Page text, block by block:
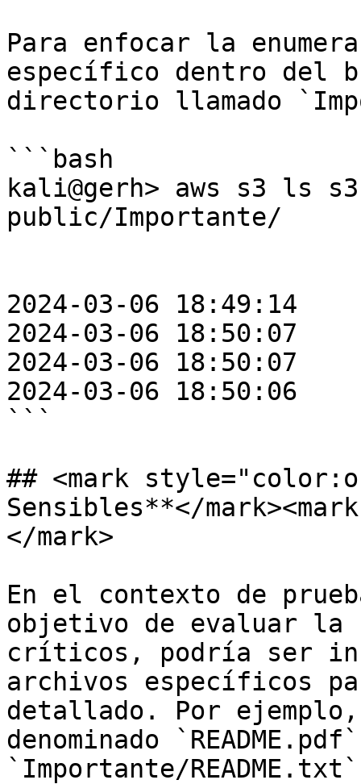
Para enfocar la
específico dentro del
directorio llamado
```bash
kali@gerh> aws s3 ls
public/Importante/
2024-03-06 18:49:14
2024-03-06 18:50:07
2024-03-06 18:50:07
2024-03-06 18:50:06
```
## <mark
Sensibles**</
</mark>
En el contexto de
objetivo de evaluar la
críticos, podría ser
archivos específicos
detallado. Por
denominado
`Importante/